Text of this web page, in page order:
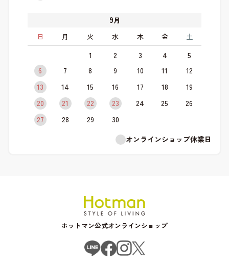
9月
日
月 火 水 木 金 土
1 2 3 4
5
6
7 8 9 10 11
12
13
14 15 16 17 18
19
20
21 22 23 24 25
26
27
28 29
30
オンラインショップ休業日
ホットマン公式オンラインショップ